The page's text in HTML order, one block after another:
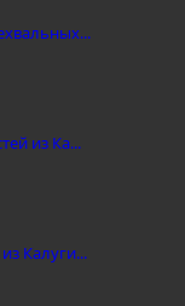
из Ка...
Калуги...